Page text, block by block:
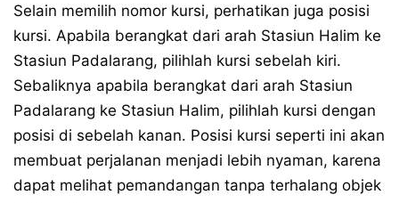
Selain memilih nomor kursi, perhatikan juga posisi
kursi. Apabila berangkat dari arah Stasiun Halim ke
Stasiun Padalarang, pilihlah kursi sebelah kiri.
Sebaliknya apabila berangkat dari arah Stasiun
Padalarang ke Stasiun Halim, pilihlah kursi dengan
posisi di sebelah kanan. Posisi kursi seperti ini akan
membuat perjalanan menjadi lebih nyaman, karena
dapat melihat pemandangan tanpa terhalang objek